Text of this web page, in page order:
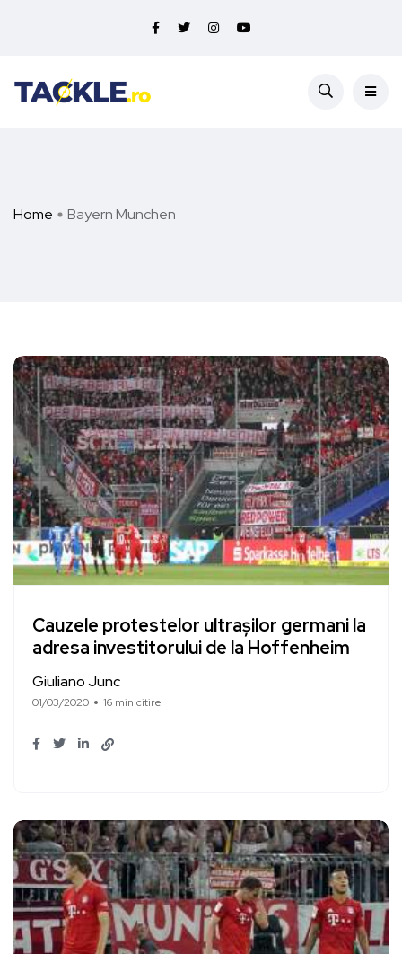
Home Bayern Munchen
Cauzele protestelor ultrașilor germani la
adresa investitorului de la Hoffenheim
Giuliano Junc
01/03/2020 16 min citire